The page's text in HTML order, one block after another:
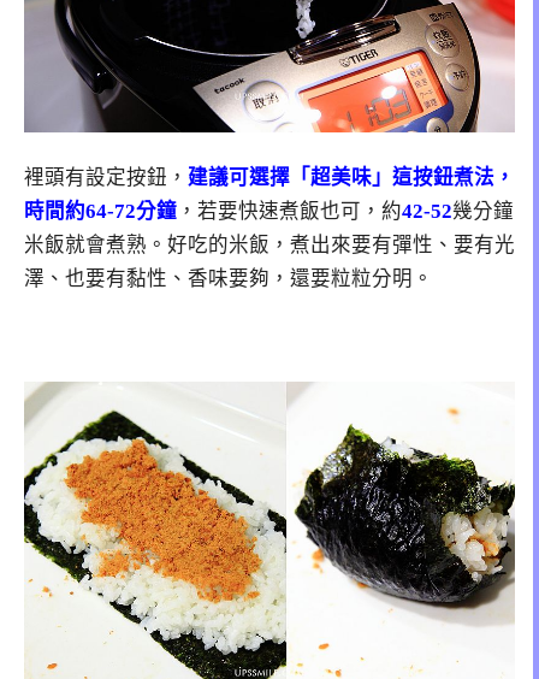
裡頭有設定按鈕， 建議可選擇「超美味」這按鈕煮法，
時間約64-72分鐘 ，若要快速煮飯也可，約42-52幾分鐘
米飯就會煮熟。好吃的米飯，煮出來要有彈性、要有光
澤、也要有黏性、香味要夠，還要粒粒分明。